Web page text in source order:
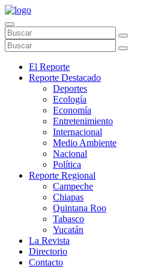
El Reporte
Reporte Destacado
Deportes
Ecología
Economía
Entretenimiento
Internacional
Medio Ambiente
Nacional
Política
Reporte Regional
Campeche
Chiapas
Quintana Roo
Tabasco
Yucatán
La Revista
Directorio
Contacto